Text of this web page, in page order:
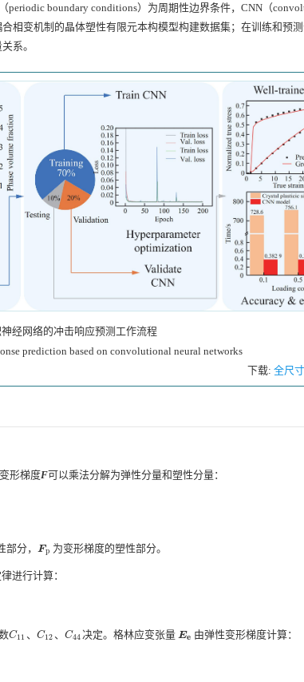
boundary conditions）为周期性边界条件，CNN（
相变机制的晶体塑性有限元本构模型构建数据集；在训练和预
系。
经网络的冲击响应预测工作流程
prediction based on convolutional neural networks
下载: 全尺
形梯度F可以乘法分解为弹性分量和塑性分量：
部分， Fp
Fp 为变形梯度的塑性部分。
进行计算：
C11
C11、C12
C12、 C44
C44 决定。格林应变张量 Ee
Ee 由弹性变形梯度计算：